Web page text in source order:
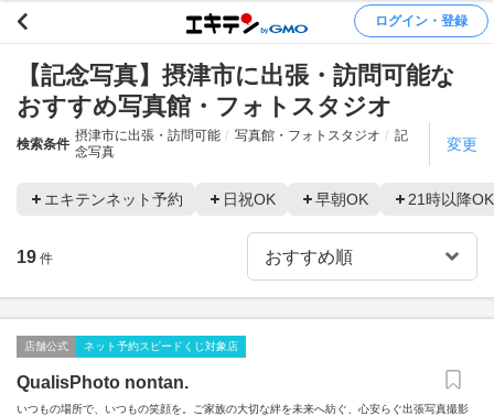
ログイン・登録
【記念写真】摂津市に出張・訪問可能な
おすすめ写真館・フォトスタジオ
検索条件
摂津市に出張・訪問可能 写真館・フォトスタジオ
記
念写真
変更
エキテンネット予約 日祝OK 早朝OK 21時以降OK
19 件
店舗公式 ネット予約スピードくじ対象店
QualisPhoto nontan.
いつもの場所で、いつもの笑顔を。ご家族の大切な絆を未来へ紡ぐ、心安らぐ出張写真撮影